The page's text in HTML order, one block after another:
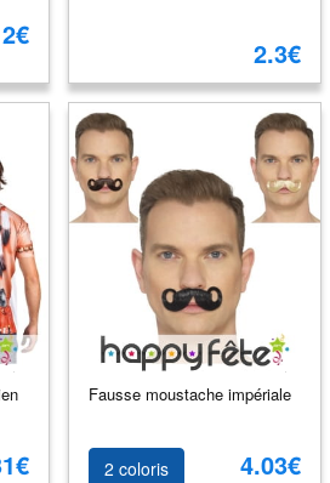
2.3€
Fausse moustache impériale
2 coloris 4.03€